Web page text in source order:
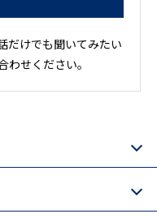
だけでも聞いてみたい
わせください。